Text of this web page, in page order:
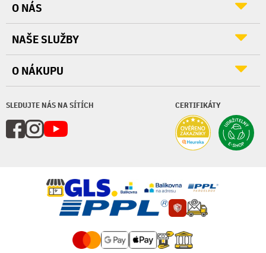
SLEDUJTE NÁS NA SÍTÍCH CERTIFIKÁTY
O NÁS
NAŠE SLUŽBY
O NÁKUPU